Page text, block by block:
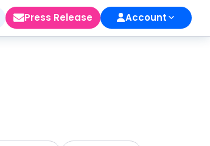
Press Release Account